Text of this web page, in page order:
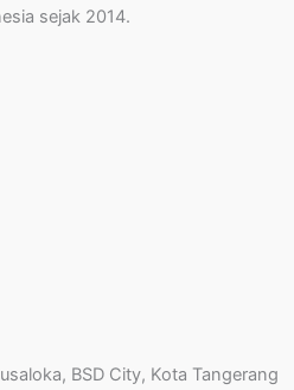
sejak 2014.
BSD City, Kota Tangerang